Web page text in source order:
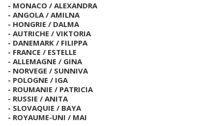
- MONACO / ALEXANDRA
- ANGOLA / AMILNA
- HONGRIE / DALMA
- AUTRICHE / VIKTORIA
- DANEMARK / FILIPPA
- FRANCE / ESTELLE
- ALLEMAGNE / GINA
- NORVEGE / SUNNIVA
- POLOGNE / IGA
- ROUMANIE / PATRICIA
- RUSSIE / ANITA
- SLOVAQUIE / BAYA
- ROYAUME-UNI / MAI